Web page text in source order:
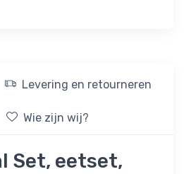
Levering en retourneren
Wie zijn wij?
Set, eetset,